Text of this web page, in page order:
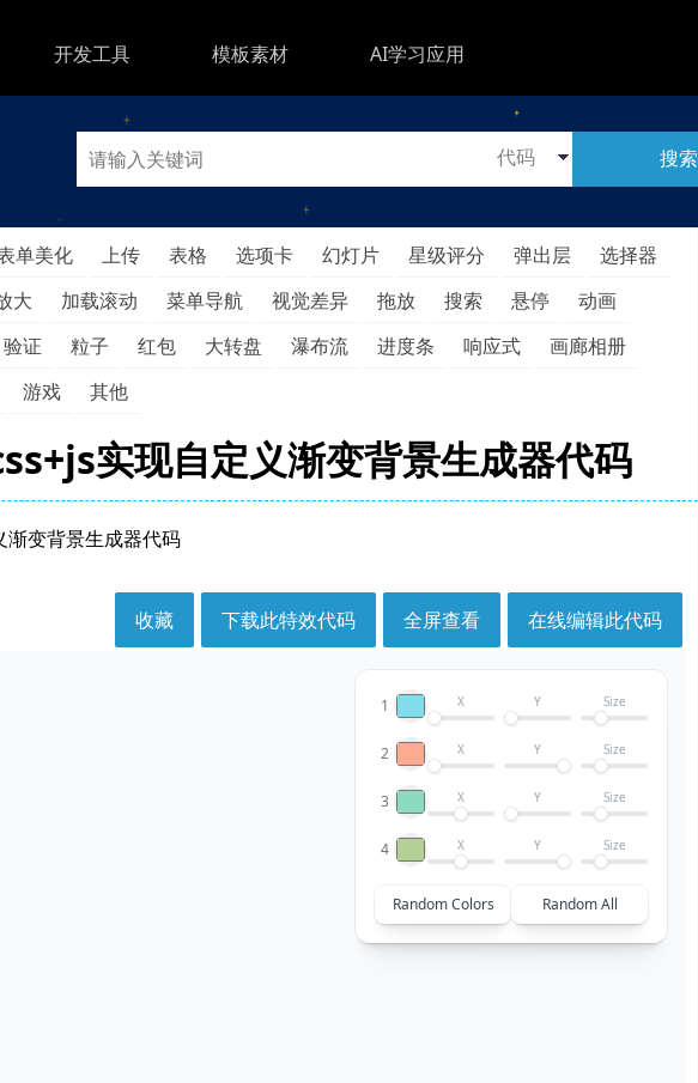
开发工具 模板素材 AI学习应用
搜索
单美化 上传 表格 选项卡 幻灯片 星级评分 弹出层
选择器
大 加载滚动 菜单导航 视觉差异 拖放 搜索 悬停
动画
验证 粒子 红包 大转盘 瀑布流 进度条 响应式
画廊相册
游戏 其他
实现自定义渐变背景生成器代码
变背景生成器代码
在线编辑此代码
全屏查看
下载此特效代码
收藏